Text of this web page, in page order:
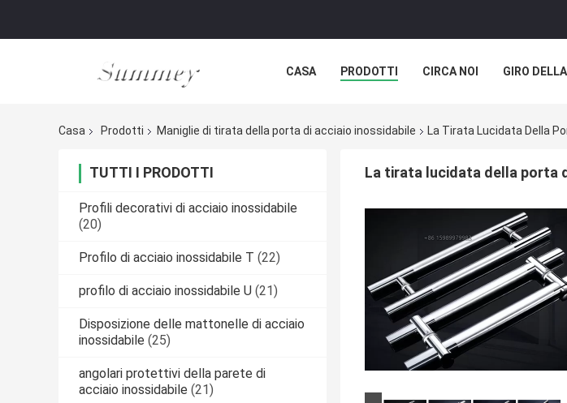
CASA PRODOTTI CIRCA NOI GIRO
Casa Prodotti Maniglie di tirata della porta di acciaio inossidabile La Tirata Lucidata Della
TUTTI I PRODOTTI
Profili decorativi di acciaio inossidabile
(20)
Profilo di acciaio inossidabile T (22)
profilo di acciaio inossidabile U (21)
Disposizione delle mattonelle di acciaio
inossidabile (25)
angolari protettivi della parete di
acciaio inossidabile (21)
La tirata lucidata della porta